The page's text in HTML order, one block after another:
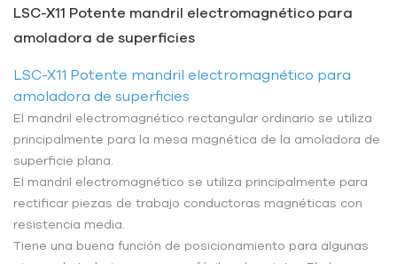
LSC-X11 Potente mandril electromagnético para
amoladora de superficies
LSC-X11 Potente mandril electromagnético para
amoladora de superficies
El mandril electromagnético rectangular ordinario se utiliza
principalmente para la mesa magnética de la amoladora de
superficie plana.
El mandril electromagnético se utiliza principalmente para
rectificar piezas de trabajo conductoras magnéticas con
resistencia media.
Tiene una buena función de posicionamiento para algunas